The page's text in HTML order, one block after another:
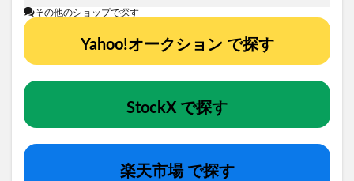
その他のショップで探す
Yahoo!オークション で探す
StockX で探す
楽天市場 で探す